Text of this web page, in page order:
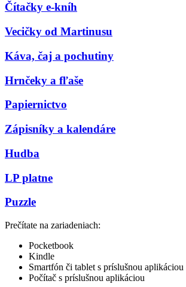
Čítačky e-kníh
Vecičky od Martinusu
Káva, čaj a pochutiny
Hrnčeky a fľaše
Papiernictvo
Zápisníky a kalendáre
Hudba
LP platne
Puzzle
Prečítate na zariadeniach:
Pocketbook
Kindle
Smartfón či tablet s príslušnou aplikáciou
Počítač s príslušnou aplikáciou